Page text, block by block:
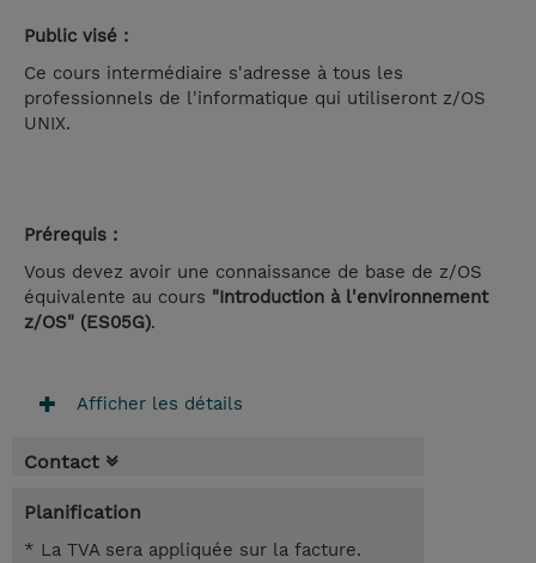
Public visé :
Ce cours intermédiaire s'adresse à tous les
professionnels de l'informatique qui utiliseront z/OS
UNIX.
Prérequis :
Vous devez avoir une connaissance de base de z/OS
équivalente au cours "Introduction à l'environnement
z/OS" (ES05G).
Afficher les détails
Contact
Planification
* La TVA sera appliquée sur la facture.